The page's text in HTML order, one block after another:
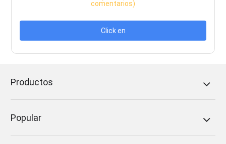
comentarios)
Click en
Productos
Popular